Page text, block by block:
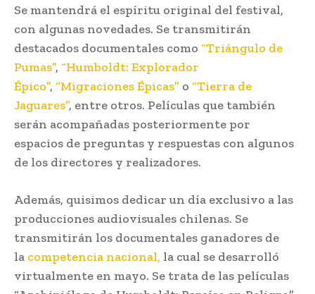
Se mantendrá el espíritu original del festival,
con algunas novedades. Se transmitirán
destacados documentales como “Triángulo de
Pumas”, “Humboldt: Explorador
Épico”, “Migraciones Épicas” o “Tierra de
Jaguares”, entre otros. Películas que también
serán acompañadas posteriormente por
espacios de preguntas y respuestas con algunos
de los directores y realizadores.
Además, quisimos dedicar un día exclusivo a las
producciones audiovisuales chilenas. Se
transmitirán los documentales ganadores de
la competencia nacional, la cual se desarrolló
virtualmente en mayo. Se trata de las películas